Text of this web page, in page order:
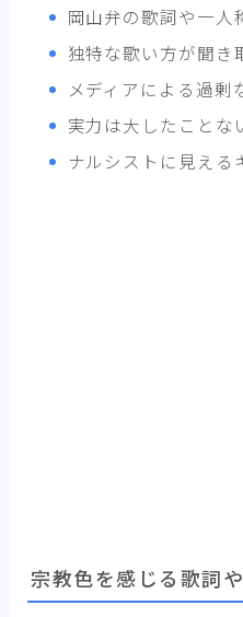
岡山弁の歌詞や一人
独特な歌い方が聞き
メディアによる過剰
実力は大したことな
ナルシストに見える
宗教色を感じる歌詞